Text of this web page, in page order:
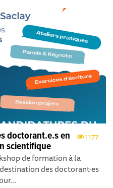
1177
doctorant.e.s en
scientifique
de formation à la
des doctorant·es